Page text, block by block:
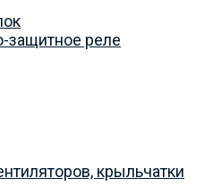
защитное реле
крыльчатки